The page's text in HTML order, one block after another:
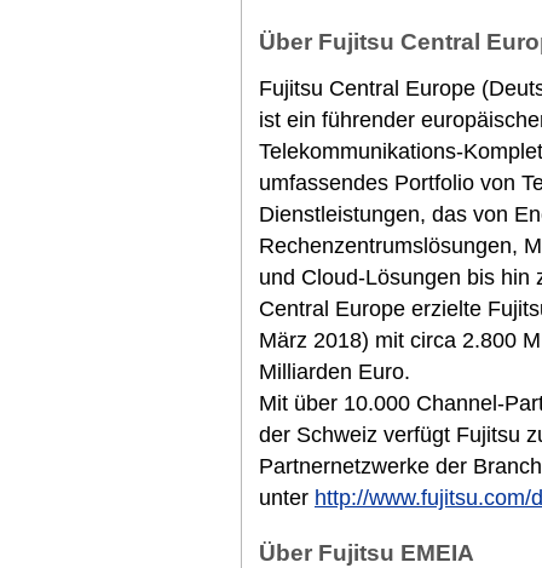
Über Fujitsu Central
Fujitsu Central Europe
ist ein führender
Telekommunikations-
umfassendes Portfolio von
Dienstleistungen, das von
Rechenzentrumslösungen,
und Cloud-Lösungen bis hin
Central Europe erzielte
März 2018) mit circa 2.800
Milliarden Euro.
Mit über 10.000 Channel-
der Schweiz verfügt Fujitsu
Partnernetzwerke der
unter http://www.fujitsu.com/
Über Fujitsu EMEIA